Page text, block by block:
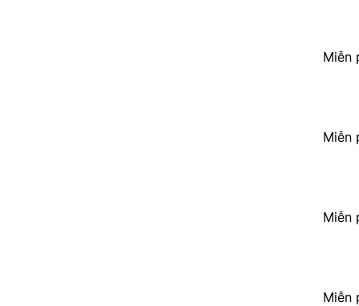
Miễn
Miễn
Miễn
Miễn